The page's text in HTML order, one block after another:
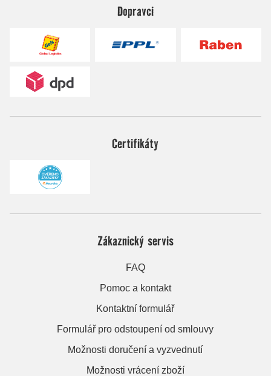
Dopravci
Certifikáty
Zákaznický servis
FAQ
Pomoc a kontakt
Kontaktní formulář
Formulář pro odstoupení od smlouvy
Možnosti doručení a vyzvednutí
Možnosti vrácení zboží